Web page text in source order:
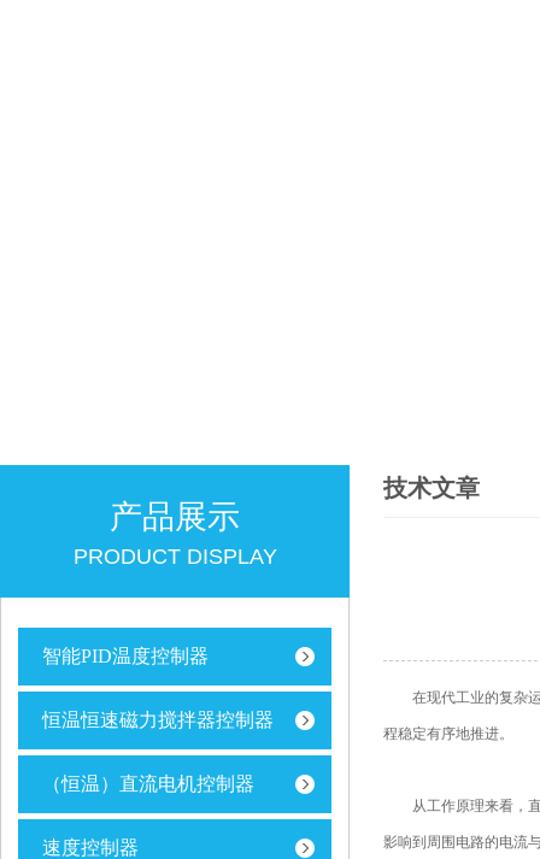
产品展示
PRODUCT DISPLAY
智能PID温度控制器
恒温恒速磁力搅拌器控制器
（恒温）直流电机控制器
速度控制器
技术文章
在现代工业的复杂运
程稳定有序地推进。
从工作原理来看，直
影响到周围电路的电流